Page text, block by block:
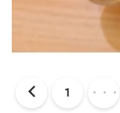
1 ・・・